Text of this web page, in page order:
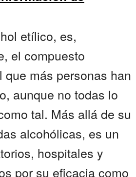
etílico, es,
el compuesto
más personas han
aunque no todas lo
tal. Más allá de su
alcohólicas, es un
hospitales y
por su eficacia como